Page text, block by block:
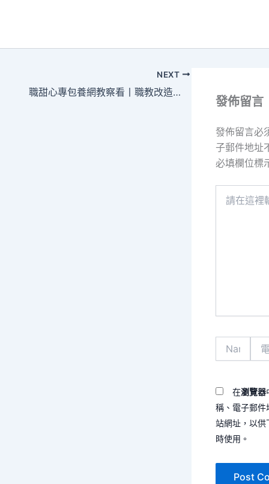
NEXT
職甜心專包養網教察看丨職教改造再進級 新亮點是什么
發佈留言
發佈留言必
子郵件地址
必填欄位標
地
址
*
在瀏覽器
稱、電子郵件
站網址，以供
時使用。